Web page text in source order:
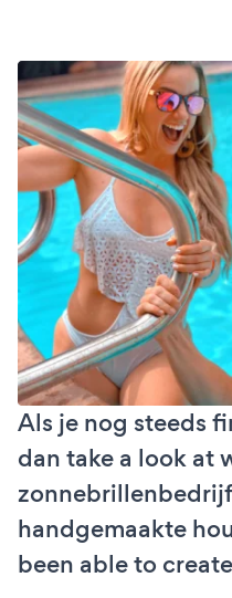
Als je nog steeds
dan take a look at
handgemaakte
been able to